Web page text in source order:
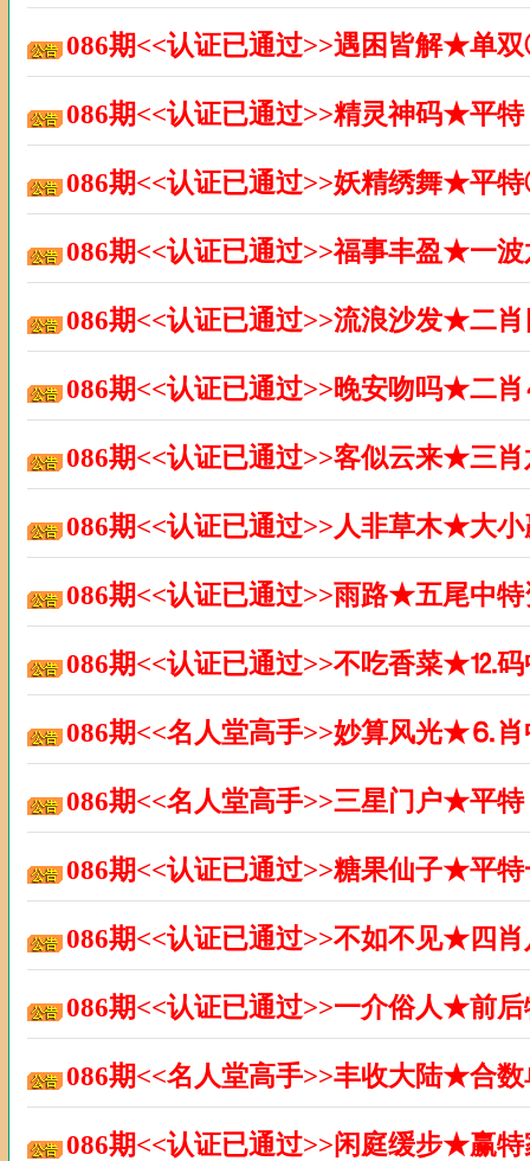
086期<<认证已通过>>遇困皆解★单
086期<<认证已通过>>精灵神码★平
086期<<认证已通过>>妖精绣舞★平
086期<<认证已通过>>福事丰盈★一
086期<<认证已通过>>流浪沙发★二
086期<<认证已通过>>晚安吻吗★二
086期<<认证已通过>>客似云来★三
086期<<认证已通过>>人非草木★大
086期<<认证已通过>>雨路★五尾中
086期<<认证已通过>>不吃香菜★⒓
086期<<名人堂高手>>妙算风光★⒍
086期<<名人堂高手>>三星门户★平
086期<<认证已通过>>糖果仙子★平
086期<<认证已通过>>不如不见★四
086期<<认证已通过>>一介俗人★前
086期<<名人堂高手>>丰收大陆★合
086期<<认证已通过>>闲庭缓步★赢